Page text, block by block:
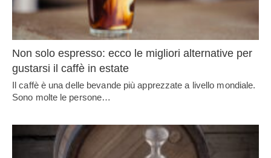
Non solo espresso: ecco le migliori alternative per
gustarsi il caffè in estate
Il caffè è una delle bevande più apprezzate a livello mondiale.
Sono molte le persone…